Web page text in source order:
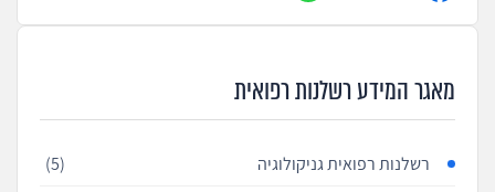
מאגר המידע רשלנות רפואית
רשלנות רפואית גניקולוגיה
(5)